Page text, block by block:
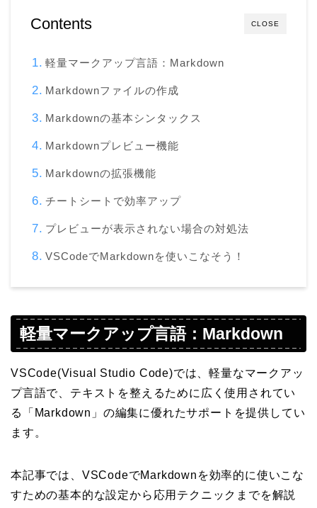
CLOSE
Contents
軽量マークアップ言語：Markdown
Markdownファイルの作成
Markdownの基本シンタックス
Markdownプレビュー機能
Markdownの拡張機能
チートシートで効率アップ
プレビューが表示されない場合の対処法
VSCodeでMarkdownを使いこなそう！
軽量マークアップ言語：Markdown
VSCode(Visual Studio Code)では、軽量なマークアッ
プ言語で、テキストを整えるために広く使用されてい
る「Markdown」の編集に優れたサポートを提供してい
ます。
本記事では、VSCodeでMarkdownを効率的に使いこな
すための基本的な設定から応用テクニックまでを解説